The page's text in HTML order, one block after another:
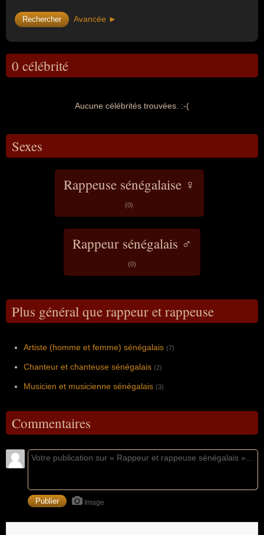
Avancée ►
0 célébrité
Aucune célébrités trouvées. :-(
Sexes
Rappeuse sénégalaise ♀
(0)
Rappeur sénégalais ♂
(0)
Plus général que rappeur et rappeuse
Artiste (homme et femme) sénégalais (7)
Chanteur et chanteuse sénégalais (2)
Musicien et musicienne sénégalais (3)
Commentaires
Image